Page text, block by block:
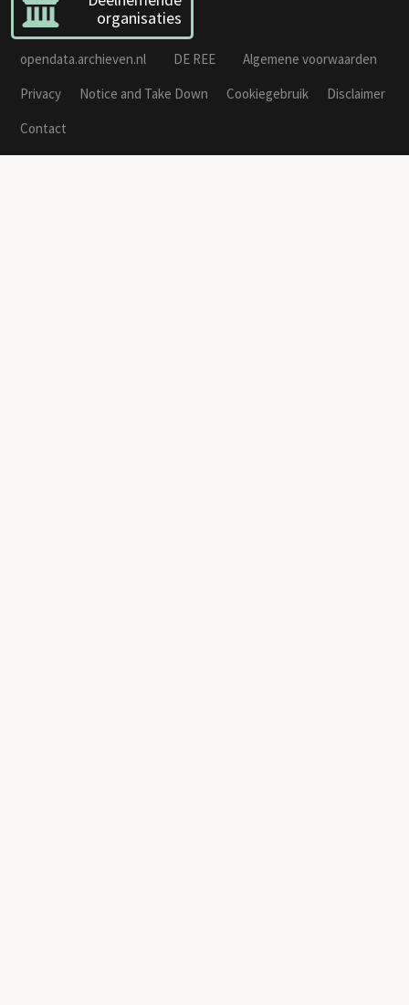
organisaties
opendata.archieven.nl DE REE
Algemene voorwaarden
Privacy
Notice and Take Down Cookiegebruik
Disclaimer
Contact